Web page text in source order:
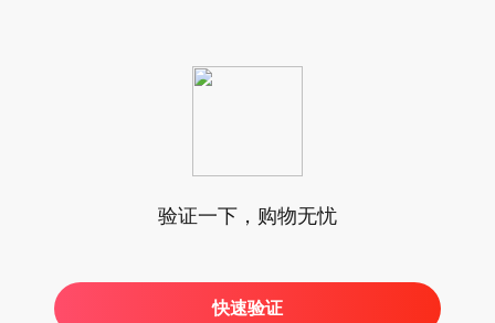
验证一下，购物无忧
快速验证